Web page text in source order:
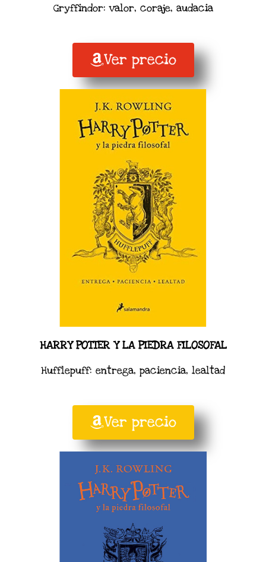
Gryffindor: valor, coraje, audacia
Ver precio
HARRY POTTER Y LA PIEDRA FILOSOFAL
Hufflepuff: entrega, paciencia, lealtad
Ver precio